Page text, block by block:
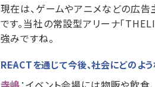
現在は、ゲームやアニメなどの広
です。当社の常設型アリーナ「
強みですね。
――REACTを通じて今後、社会にどのよ